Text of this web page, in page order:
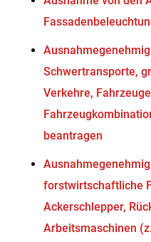
Schwertransporte,
Verkehre,
beantragen
forstwirtschaftliche
Ackerschlepper,
Arbeitsmaschinen